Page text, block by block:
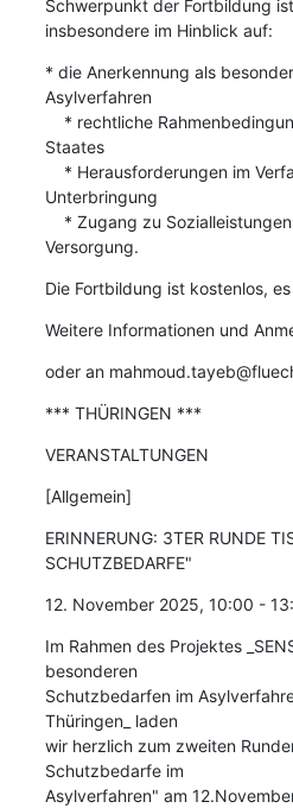
Schwerpunkt der Fortbildung
insbesondere im Hinblick auf:
* die Anerkennung als
Asylverfahren
Staates
Unterbringung
Versorgung.
Die Fortbildung ist kostenlos,
Weitere Informationen und
oder an
*** THÜRINGEN ***
VERANSTALTUNGEN
[Allgemein]
ERINNERUNG: 3TER RUNDE
SCHUTZBEDARFE"
12. November 2025, 10:00 -
Im Rahmen des Projektes
besonderen
Schutzbedarfen im
Thüringen_ laden
wir herzlich zum zweiten
Schutzbedarfe im
Asylverfahren" am